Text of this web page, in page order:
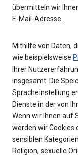
übermitteln wir
E-Mail-Adresse.
Mithilfe von Daten,
wie beispielsweise
Ihrer
insgesamt. Die
Spracheinstellung
Dienste in der von
Wenn wir Ihnen auf
werden wir Cookies
sensiblen
Religion, sexuelle